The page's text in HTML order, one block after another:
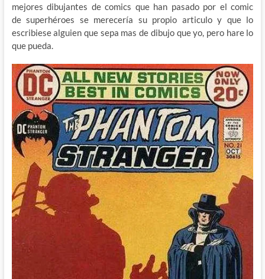
mejores dibujantes de comics que han pasado por el comic
de superhéroes se merecería su propio articulo y que lo
escribiese alguien que sepa mas de dibujo que yo, pero hare lo
que pueda.